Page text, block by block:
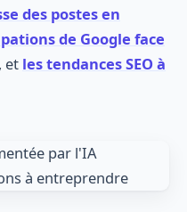
des postes en
de Google face
et les tendances SEO à